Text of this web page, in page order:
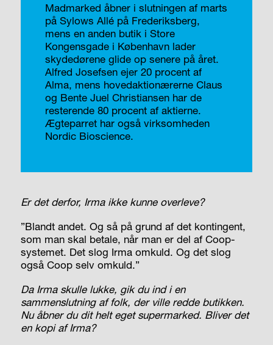
Madmarked åbner i slutningen af marts
på Sylows Allé på Frederiksberg,
mens en anden butik i Store
Kongensgade i København lader
skydedørene glide op senere på året.
Alfred Josefsen ejer 20 procent af
Alma, mens hovedaktionærerne Claus
og Bente Juel Christiansen har de
resterende 80 procent af aktierne.
Ægteparret har også virksomheden
Nordic Bioscience.
Er det derfor, Irma ikke kunne overleve?
”Blandt andet. Og så på grund af det kontingent,
som man skal betale, når man er del af Coop-
systemet. Det slog Irma omkuld. Og det slog
også Coop selv omkuld.”
Da Irma skulle lukke, gik du ind i en
sammenslutning af folk, der ville redde butikken.
Nu åbner du dit helt eget supermarked. Bliver det
en kopi af Irma?